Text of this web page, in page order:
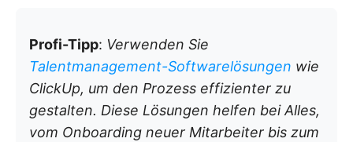
Profi-Tipp: Verwenden Sie
Talentmanagement-Softwarelösungen wie
ClickUp, um den Prozess effizienter zu
gestalten. Diese Lösungen helfen bei Alles,
vom Onboarding neuer Mitarbeiter bis zum